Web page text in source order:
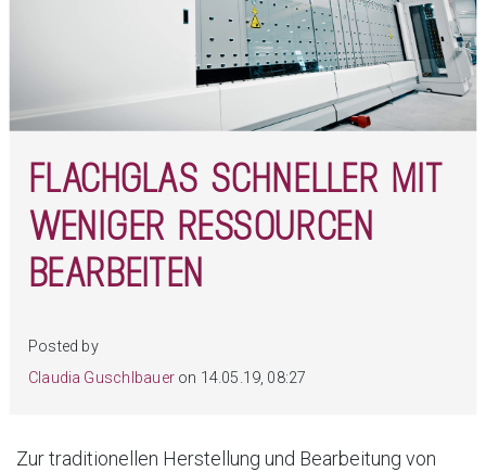
FLACHGLAS SCHNELLER MIT
WENIGER RESSOURCEN
BEARBEITEN
Posted by
Claudia Guschlbaueron 14.05.19, 08:27
Zur traditionellen Herstellung und Bearbeitung von